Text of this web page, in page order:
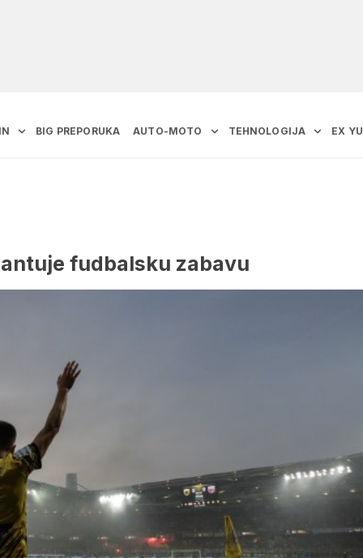
BIG PREPORUKA AUTO-MOTO TEHNOLOGIJA EX YU
fudbalsku zabavu